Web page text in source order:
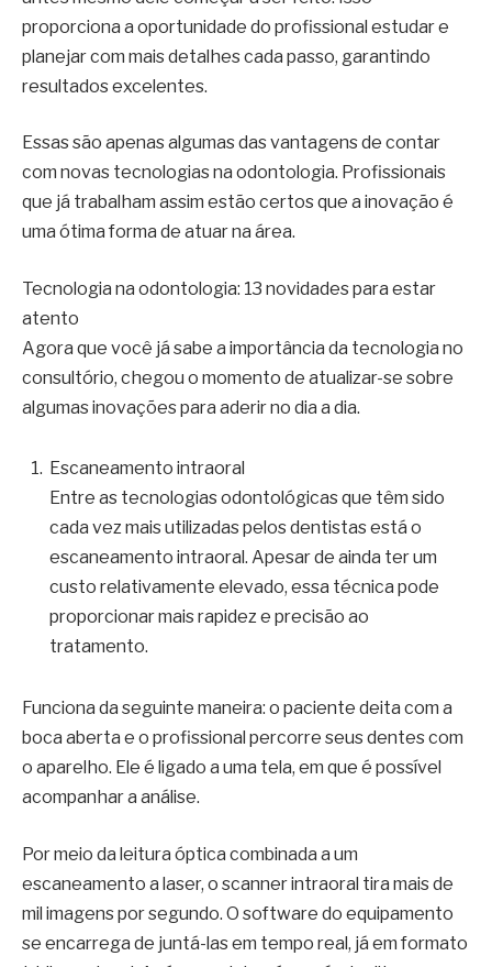
proporciona a oportunidade do profissional estudar e
planejar com mais detalhes cada passo, garantindo
resultados excelentes.
Essas são apenas algumas das vantagens de contar
com novas tecnologias na odontologia. Profissionais
que já trabalham assim estão certos que a inovação é
uma ótima forma de atuar na área.
Tecnologia na odontologia: 13 novidades para estar
atento
Agora que você já sabe a importância da tecnologia no
consultório, chegou o momento de atualizar-se sobre
algumas inovações para aderir no dia a dia.
Escaneamento intraoral
Entre as tecnologias odontológicas que têm sido
cada vez mais utilizadas pelos dentistas está o
escaneamento intraoral. Apesar de ainda ter um
custo relativamente elevado, essa técnica pode
proporcionar mais rapidez e precisão ao
tratamento.
Funciona da seguinte maneira: o paciente deita com a
boca aberta e o profissional percorre seus dentes com
o aparelho. Ele é ligado a uma tela, em que é possível
acompanhar a análise.
Por meio da leitura óptica combinada a um
escaneamento a laser, o scanner intraoral tira mais de
mil imagens por segundo. O software do equipamento
se encarrega de juntá-las em tempo real, já em formato